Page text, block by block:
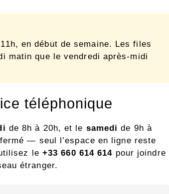
en début de semaine. Les files
matin que le vendredi après-midi
téléphonique
de 8h à 20h, et le samedi de 9h à
— seul l’espace en ligne reste
le +33 660 614 614 pour joindre
étranger.